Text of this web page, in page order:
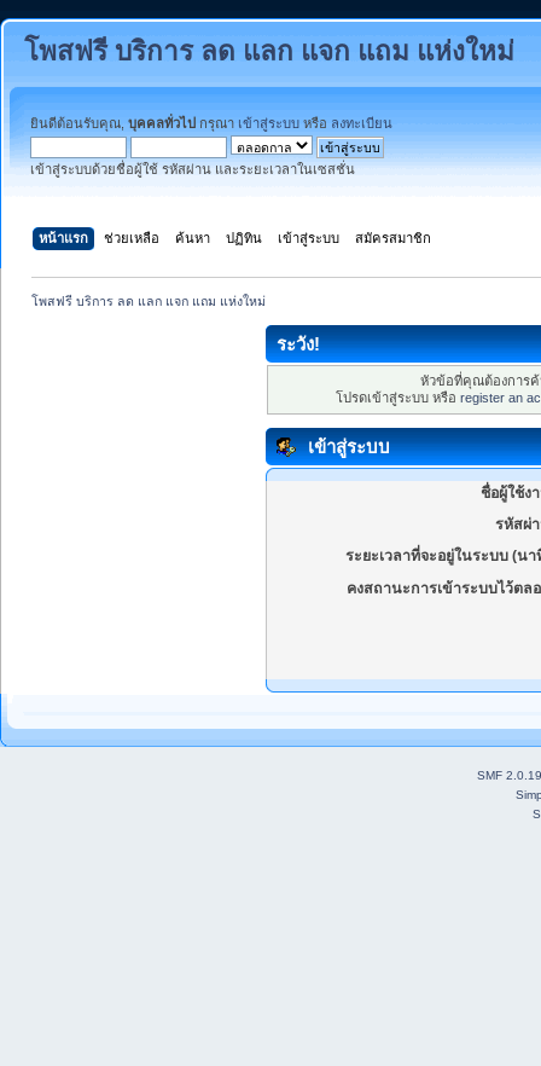
โพสฟรี บริการ ลด แลก แจก แถม แห่งใหม่
ยินดีต้อนรับคุณ, บุคคลทั่วไป กรุณา เข้าสู่ระบบ หรือ ลงทะเบียน
เข้าสู่ระบบด้วยชื่อผู้ใช้ รหัสผ่าน และระยะเวลาในเซสชั่น
หน้าแรก ช่วยเหลือ ค้นหา ปฏิทิน เข้าสู่ระบบ สมัครสมาชิก
โพสฟรี บริการ ลด แลก แจก แถม แห่งใหม่
ระวัง!
หัวข้อที่คุณต้องการ
โปรดเข้าสู่ระบบ หรือ register an
เข้าสู่ระบบ
ชื่อผู้ใช้ง
รหัสผ่
ระยะเวลาที่จะอยู่ในระบบ (นา
คงสถานะการเข้าระบบไว้ตล
SMF 2.0.19